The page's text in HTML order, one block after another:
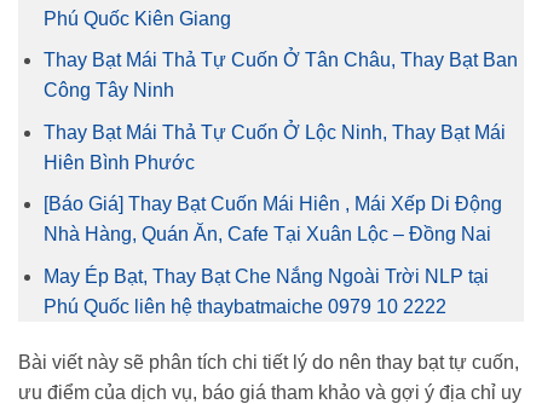
Phú Quốc Kiên Giang
Thay Bạt Mái Thả Tự Cuốn Ở Tân Châu, Thay Bạt Ban
Công Tây Ninh
Thay Bạt Mái Thả Tự Cuốn Ở Lộc Ninh, Thay Bạt Mái
Hiên Bình Phước
[Báo Giá] Thay Bạt Cuốn Mái Hiên , Mái Xếp Di Động
Nhà Hàng, Quán Ăn, Cafe Tại Xuân Lộc – Đồng Nai
May Ép Bạt, Thay Bạt Che Nắng Ngoài Trời NLP tại
Phú Quốc liên hệ thaybatmaiche 0979 10 2222
Bài viết này sẽ phân tích chi tiết lý do nên thay bạt tự cuốn,
ưu điểm của dịch vụ, báo giá tham khảo và gợi ý địa chỉ uy